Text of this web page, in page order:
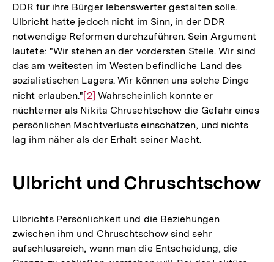
Fußnote
DDR für ihre Bürger lebenswerter gestalten solle.
Ulbricht hatte jedoch nicht im Sinn, in der DDR
notwendige Reformen durchzuführen. Sein Argument
lautete: "Wir stehen an der vordersten Stelle. Wir sind
das am weitesten im Westen befindliche Land des
sozialistischen Lagers. Wir können uns solche Dinge
nicht erlauben."Zur
Auflösung
der
Fußnote
[2] Wahrscheinlich konnte er
nüchterner als Nikita Chruschtschow die Gefahr eines
persönlichen Machtverlusts einschätzen, und nichts
lag ihm näher als der Erhalt seiner Macht.
Ulbricht und Chruschtschow
Ulbrichts Persönlichkeit und die Beziehungen
zwischen ihm und Chruschtschow sind sehr
aufschlussreich, wenn man die Entscheidung, die